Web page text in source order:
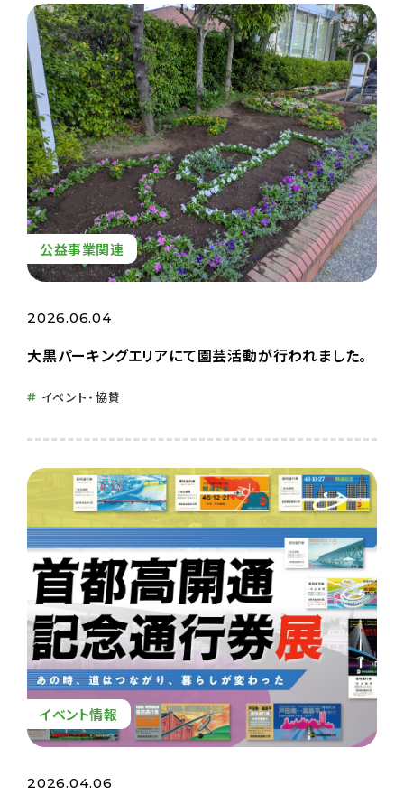
公益事業関連
2026.06.04
大黒パーキングエリアにて園芸活動が行われました。
イベント・協賛
イベント情報
2026.04.06